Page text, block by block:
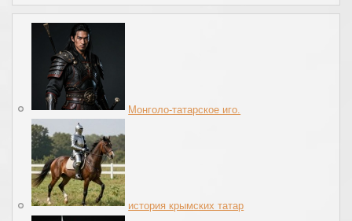
Монголо-татарское иго.
история крымских татар